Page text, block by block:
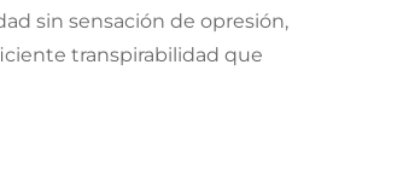
sin sensación de opresión,
transpirabilidad que